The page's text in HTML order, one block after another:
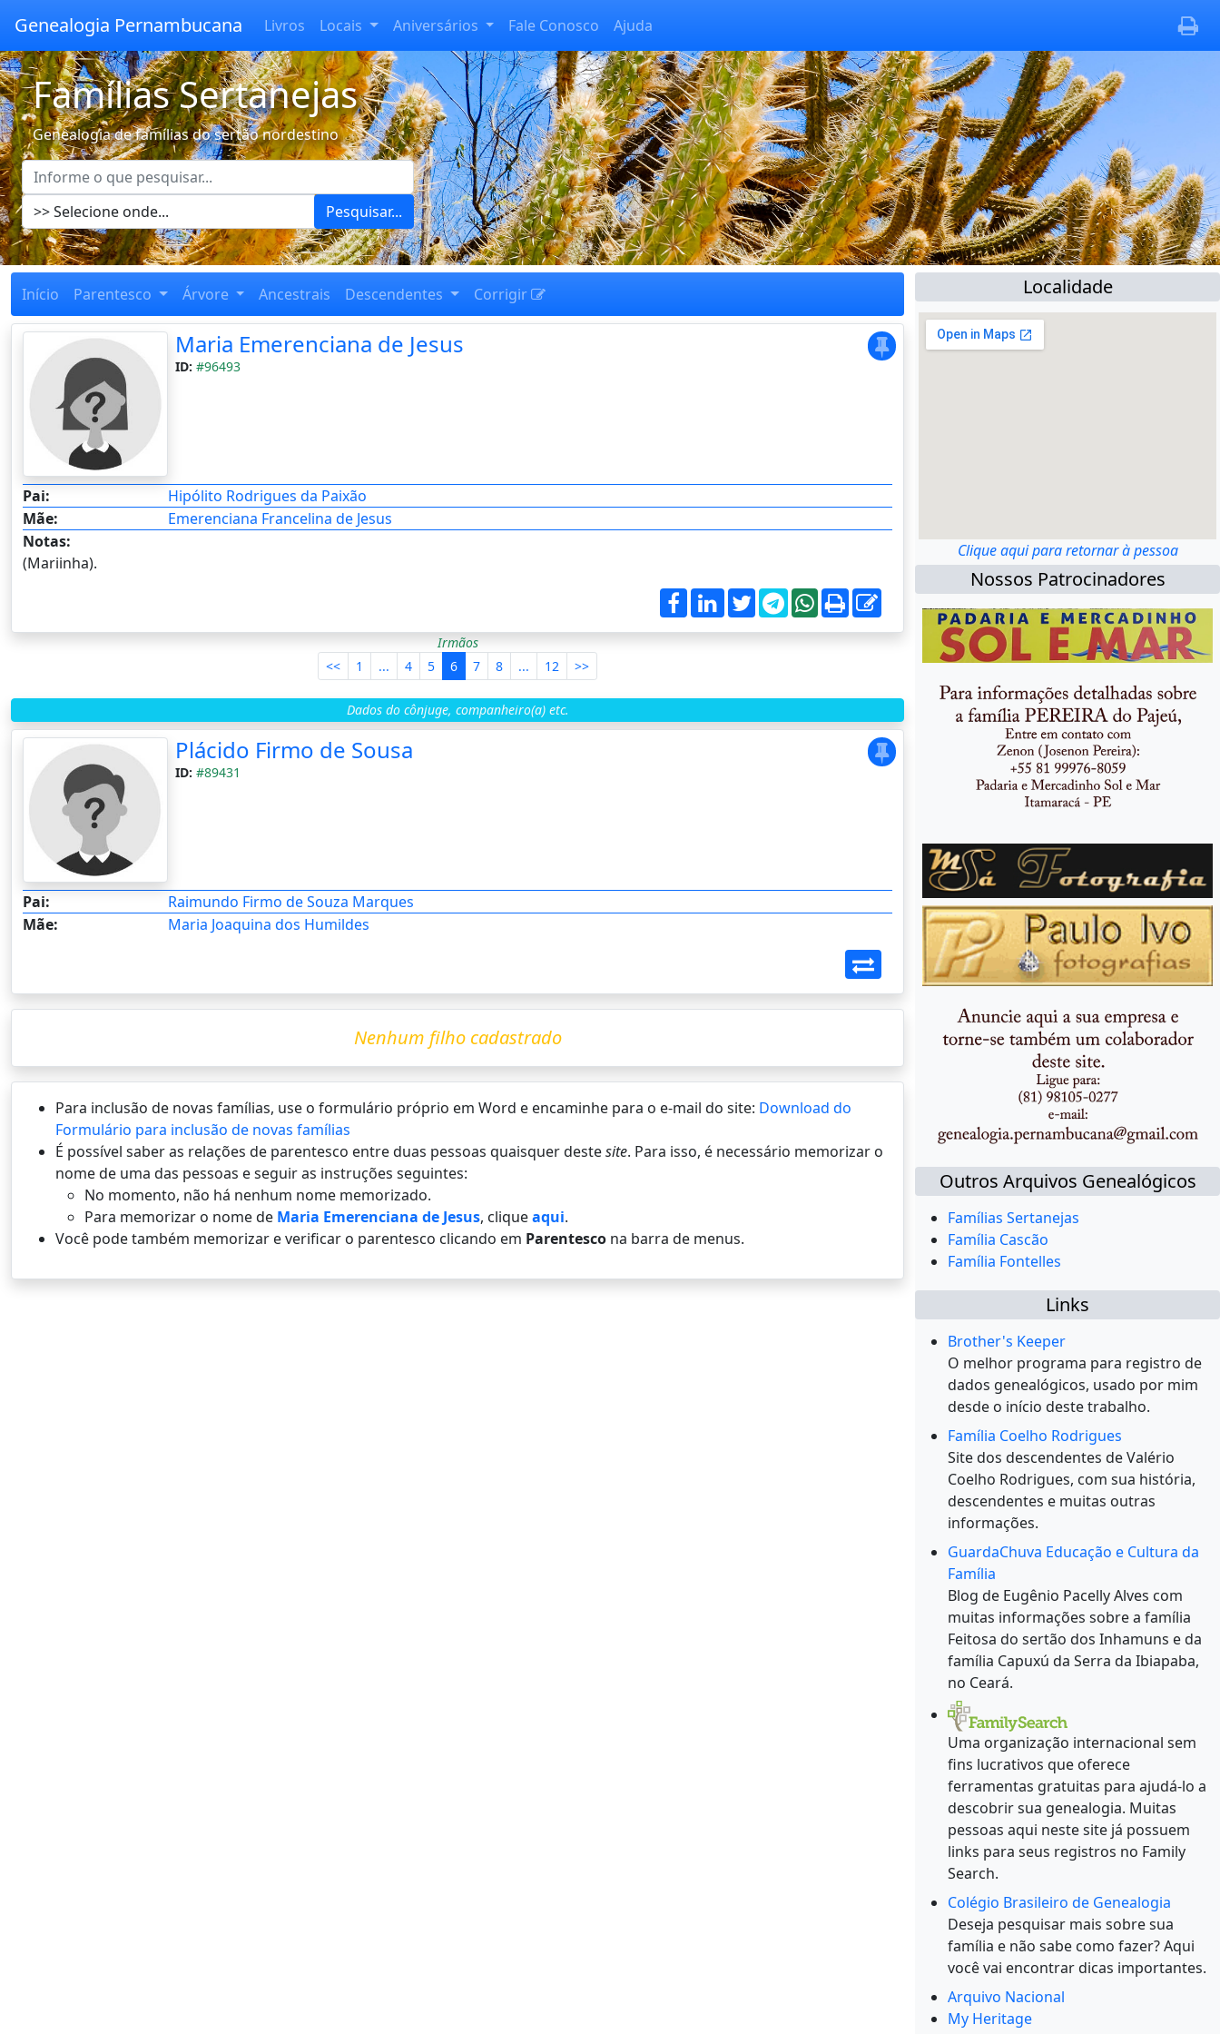
Genealogia Pernambucana Livros Locais Aniversários Fale Conosco Ajuda
Famílias Sertanejas
Genealogia de famílias do sertão nordestino
Pesquisar...
Início Parentesco Árvore Ancestrais Descendentes Corrigir
Maria Emerenciana de Jesus
ID: #96493
Pai:
Hipólito Rodrigues da Paixão
Mãe:
Emerenciana Francelina de Jesus
Notas:
(Mariinha).
Irmãos
<<
1 ... 4 5 6 7 8 ... 12 >>
Dados do cônjuge, companheiro(a) etc.
Plácido Firmo de Sousa
ID: #89431
Pai:
Raimundo Firmo de Souza Marques
Mãe:
Maria Joaquina dos Humildes
Nenhum filho cadastrado
Para inclusão de novas famílias, use o formulário próprio em Word e encaminhe para o e-mail do site: Download do
Formulário para inclusão de novas famílias
É possí­vel saber as relações de parentesco entre duas pessoas quaisquer destesite. Para isso, é necessário memorizar o
nome de uma das pessoas e seguir as instruções seguintes:
No momento, não há nenhum nome memorizado.
Para memorizar o nome de Maria Emerenciana de Jesus, cliqueaqui.
Você pode também memorizar e verificar o parentesco clicando em Parentesco na barra de menus.
Localidade
Clique aqui para retornar à pessoa
Nossos Patrocinadores
Outros Arquivos Genealógicos
Famílias Sertanejas
Família Cascão
Família Fontelles
Links
Brother's Keeper
O melhor programa para registro de
dados genealógicos, usado por mim
desde o início deste trabalho.
Família Coelho Rodrigues
Site dos descendentes de Valério
Coelho Rodrigues, com sua história,
descendentes e muitas outras
informações.
GuardaChuva Educação e Cultura da
Família
Blog de Eugênio Pacelly Alves com
muitas informações sobre a família
Feitosa do sertão dos Inhamuns e da
família Capuxú da Serra da Ibiapaba,
no Ceará.
Uma organização internacional sem
fins lucrativos que oferece
ferramentas gratuitas para ajudá-lo a
descobrir sua genealogia. Muitas
pessoas aqui neste site já possuem
links para seus registros no Family
Search.
Colégio Brasileiro de Genealogia
Deseja pesquisar mais sobre sua
família e não sabe como fazer? Aqui
você vai encontrar dicas importantes.
Arquivo Nacional
My Heritage